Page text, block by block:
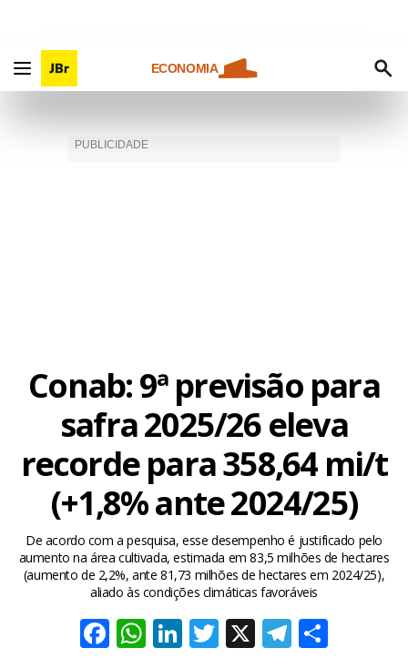
ECONOMIA
Conab: 9ª previsão para
safra 2025/26 eleva
recorde para 358,64 mi/t
(+1,8% ante 2024/25)
De acordo com a pesquisa, esse desempenho é justificado pelo
aumento na área cultivada, estimada em 83,5 milhões de hectares
(aumento de 2,2%, ante 81,73 milhões de hectares em 2024/25),
aliado às condições climáticas favoráveis
Facebook
WhatsApp
LinkedIn
Twitter
X